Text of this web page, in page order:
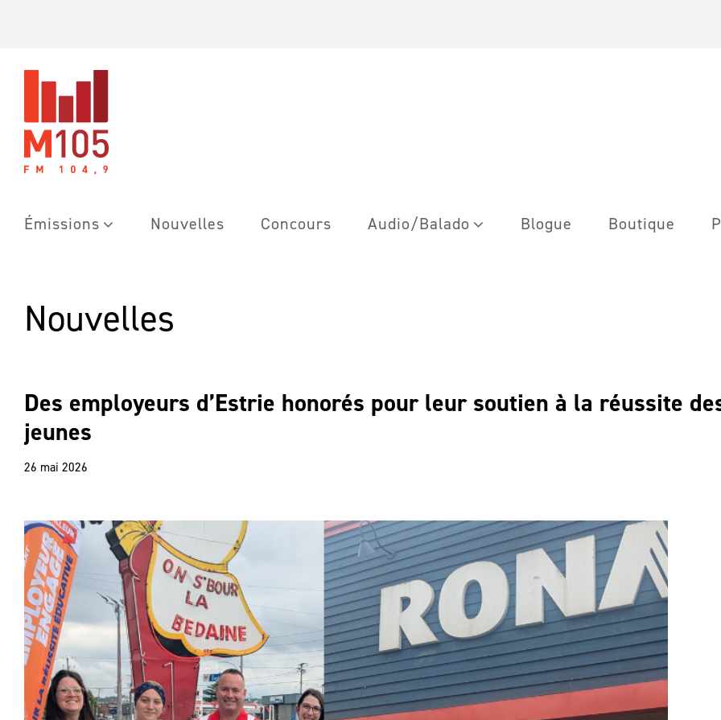
Émissions Nouvelles Concours Audio/Balado Blogue Boutique
Nouvelles
Des employeurs d’Estrie honorés pour leur soutien à la réussite
jeunes
26 mai 2026